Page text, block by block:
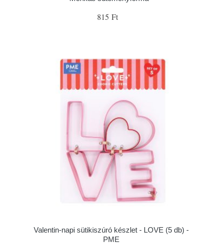
815 Ft
Valentin-napi sütikiszúró készlet - LOVE (5 db) -
PME